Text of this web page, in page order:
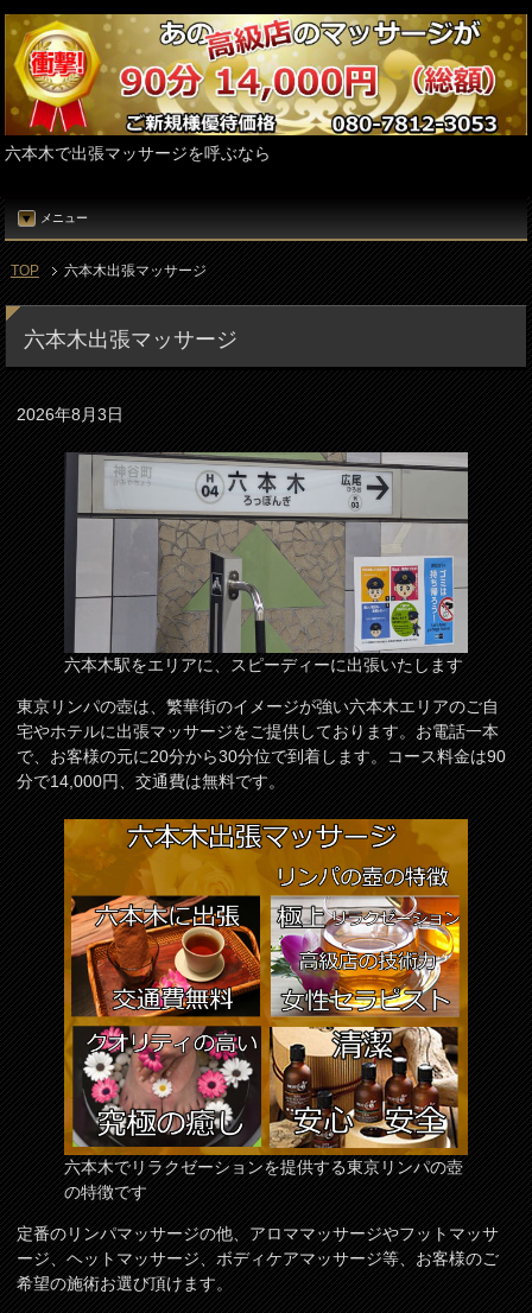
六本木で出張マッサージを呼ぶなら
メニュー
TOP 六本木出張マッサージ
六本木出張マッサージ
2026年8月3日
六本木駅をエリアに、スピーディーに出張いたします
東京リンパの壺は、繁華街のイメージが強い六本木エリアのご自
宅やホテルに出張マッサージをご提供しております。お電話一本
で、お客様の元に20分から30分位で到着します。コース料金は90
分で14,000円、交通費は無料です。
六本木でリラクゼーションを提供する東京リンパの壺
の特徴です
定番のリンパマッサージの他、アロママッサージやフットマッサ
ージ、ヘットマッサージ、ボディケアマッサージ等、お客様のご
希望の施術お選び頂けます。